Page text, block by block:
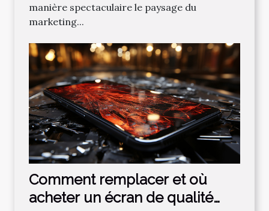
manière spectaculaire le paysage du
marketing...
Comment remplacer et où
acheter un écran de qualité